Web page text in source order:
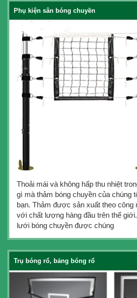
Phụ kiện sân bóng chuyền
Thoải mái và không hấp thu nhiệt
gì mà thảm bóng chuyền của chúng
bạn. Thảm được sản xuất theo công
với chất lượng hàng đầu trên thế
lưới bóng chuyền được chúng
Trụ bóng rổ, bảng bóng rổ